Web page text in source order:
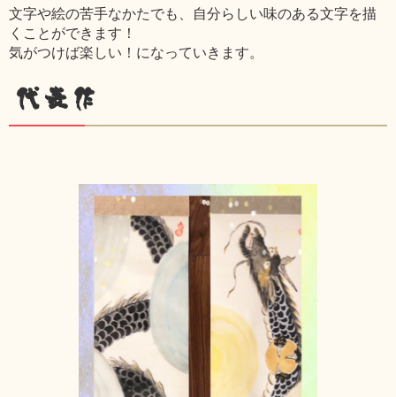
文字や絵の苦手なかたでも、自分らしい味のある文字を描
くことができます！
気がつけば楽しい！になっていきます。
代表作